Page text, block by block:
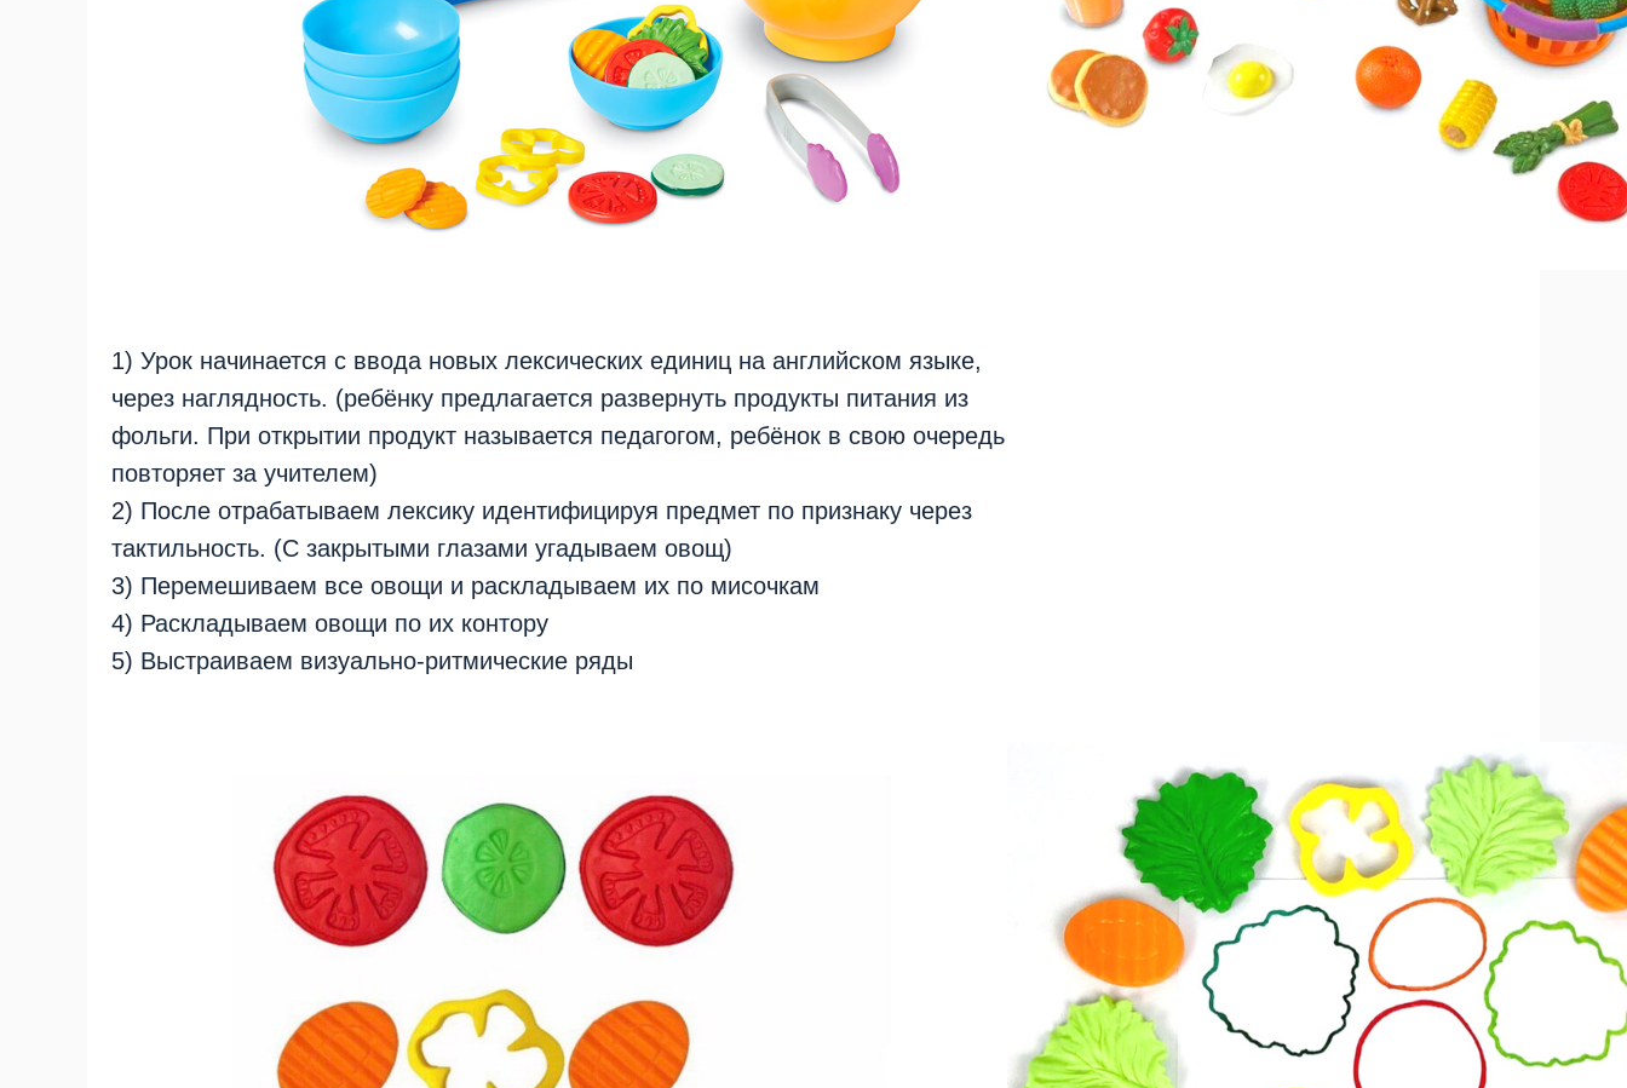
1) Урок начинается с ввода новых лексических единиц на английском языке,
через наглядность. (ребёнку предлагается развернуть продукты питания из
фольги. При открытии продукт называется педагогом, ребёнок в свою очередь
повторяет за учителем)
2) После отрабатываем лексику идентифицируя предмет по признаку через
тактильность. (С закрытыми глазами угадываем овощ)
3) Перемешиваем все овощи и раскладываем их по мисочкам
4) Раскладываем овощи по их контору
5) Выстраиваем визуально-ритмические ряды